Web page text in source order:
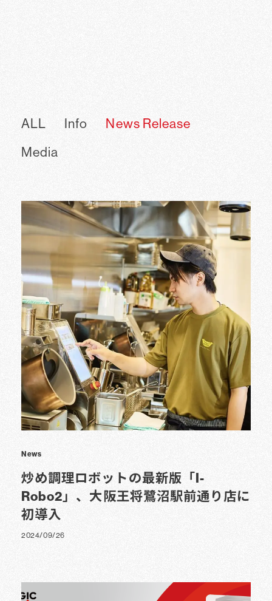
ALL Info
News Release
Media
News
炒め調理ロボットの最新版「I-
Robo2」、大阪王将鷺沼駅前通り店に
初導入
2024/09/26